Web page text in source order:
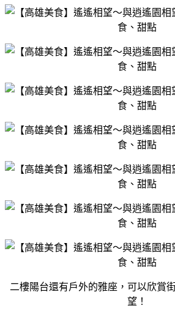
二樓陽台還有戶外的雅座，可以欣賞
望！